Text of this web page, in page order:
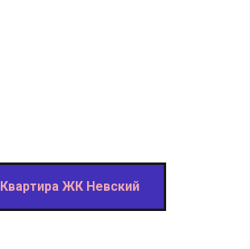
Квартира ЖК Невский